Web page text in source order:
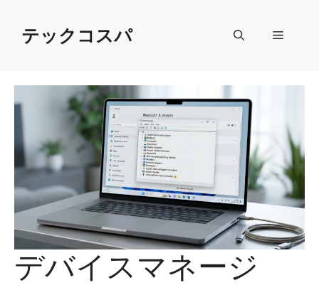
contentテックコスパ Menu
デバイスマネージ